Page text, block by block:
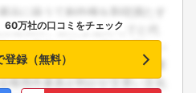
60万社の口コミをチェック
登録（無料）